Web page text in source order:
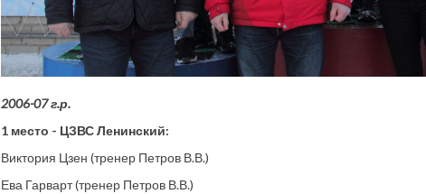
2006-07 г.р.
1 место - ЦЗВС Ленинский:
Виктория Цзен (тренер Петров В.В.)
Ева Гарварт (тренер Петров В.В.)